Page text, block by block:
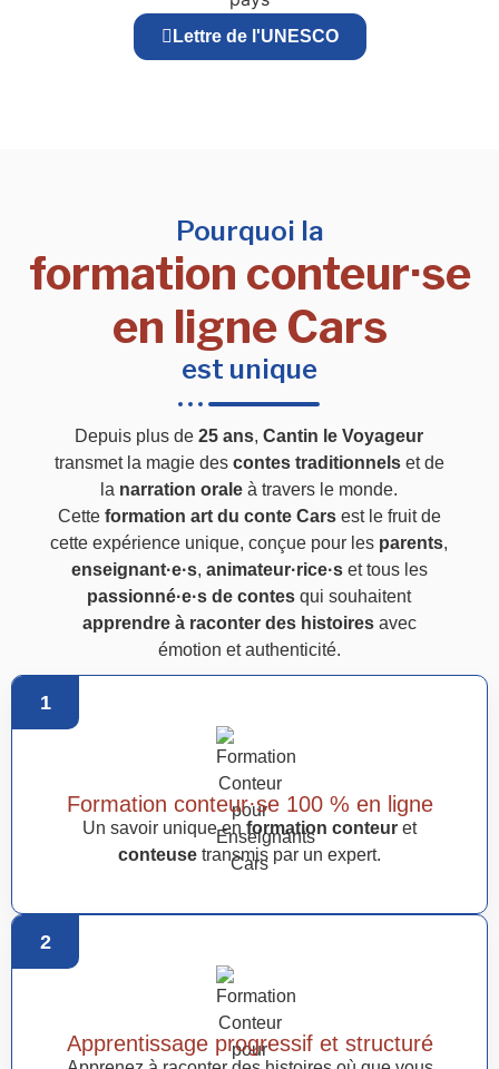
Lettre de l'UNESCO
Pourquoi la
formation conteur·se
en ligne Cars
est unique
Depuis plus de25 ans,Cantin le Voyageur
transmet la magie des contes traditionnelset de
la narration orale à travers le monde.
Cette formation art du conte Carsest le fruit de
cette expérience unique, conçue pour les parents,
enseignant·e·s, animateur·rice·set tous les
passionné·e·s de contes qui souhaitent
apprendre à raconter des histoiresavec
émotion et authenticité.
1
Formation conteur·se 100 % en ligne
Un savoir unique en formation conteur et
conteuse transmis par un expert.
2
Apprentissage progressif et structuré